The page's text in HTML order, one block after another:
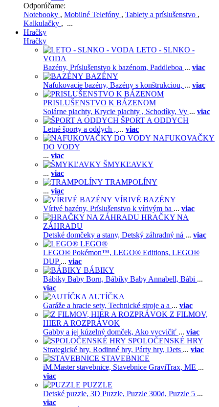
Odporúčame:
Notebooky , Mobilné Telefóny , Tablety a príslušenstvo ,
Kalkulačky , ...
Hračky
Hračky
LETO - SLNKO -
VODA
Bazény, Príslušenstvo k bazénom, Paddleboa ... viac
BAZÉNY
Nafukovacie bazény, Bazény s konštrukciou, ... viac
PRISLUŠENSTVO K BÁZENOM
Solárne plachty, Krycie plachty , Schodíky, Vy ... viac
ŠPORT A ODDYCH
Letné športy a oddych , ... viac
NAFUKOVAČKY
DO VODY
... viac
ŠMYKĽAVKY
... viac
TRAMPOLÍNY
... viac
VÍRIVÉ BAZÉNY
Vírivé bazény, Príslušenstvo k vírivým ba ... viac
HRAČKY NA
ZÁHRADU
Detské domčeky a stany, Detský záhradný ná ... viac
LEGO®
LEGO® Pokémon™, LEGO® Editions, LEGO®
DUP ... viac
BÁBIKY
Bábiky Baby Born, Bábiky Baby Annabell, Bábi ...
viac
AUTÍČKA
Garáže a hracie sety, Technické stroje a a ... viac
Z FILMOV,
HIER A ROZPRÁVOK
Gabby a jej kúzelný domček, Ako vycvičiť ... viac
SPOLOČENSKÉ HRY
Strategické hry, Rodinné hry, Párty hry, Dets ... viac
STAVEBNICE
iM.Master stavebnice, Stavebnice GraviTrax, ME ...
viac
PUZZLE
Detské puzzle, 3D Puzzle, Puzzle 300d, Puzzle 5 ...
viac